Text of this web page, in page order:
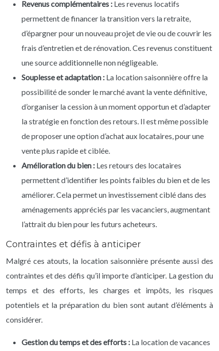
Revenus complémentaires : Les revenus locatifs
permettent de financer la transition vers la retraite,
d’épargner pour un nouveau projet de vie ou de couvrir les
frais d’entretien et de rénovation. Ces revenus constituent
une source additionnelle non négligeable.
Souplesse et adaptation : La location saisonnière offre la
possibilité de sonder le marché avant la vente définitive,
d’organiser la cession à un moment opportun et d’adapter
la stratégie en fonction des retours. Il est même possible
de proposer une option d’achat aux locataires, pour une
vente plus rapide et ciblée.
Amélioration du bien : Les retours des locataires
permettent d’identifier les points faibles du bien et de les
améliorer. Cela permet un investissement ciblé dans des
aménagements appréciés par les vacanciers, augmentant
l’attrait du bien pour les futurs acheteurs.
Contraintes et défis à anticiper
Malgré ces atouts, la location saisonnière présente aussi des
contraintes et des défis qu’il importe d’anticiper. La gestion du
temps et des efforts, les charges et impôts, les risques
potentiels et la préparation du bien sont autant d’éléments à
considérer.
Gestion du temps et des efforts : La location de vacances